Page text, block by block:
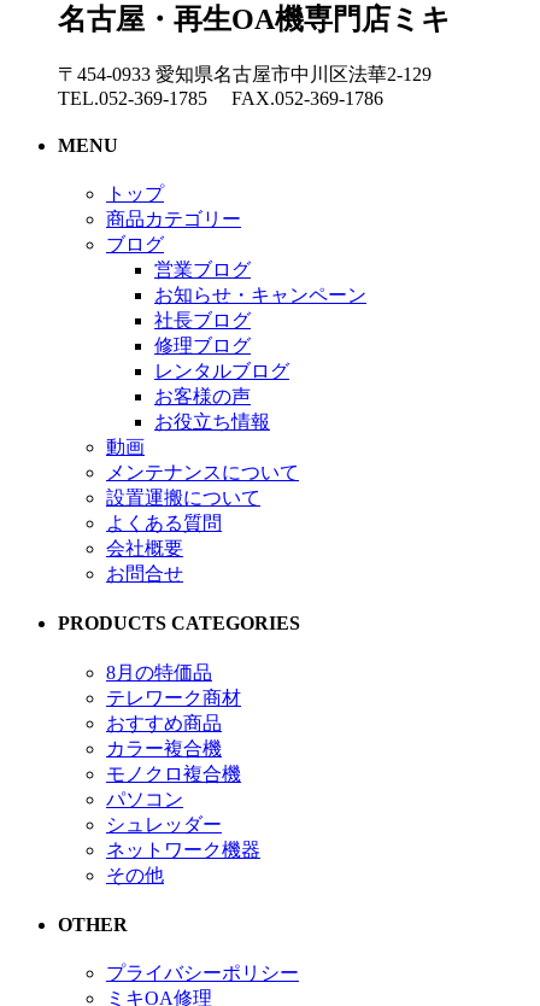
名古屋・再生OA機専門店ミキ
〒454-0933 愛知県名古屋市中川区法華2-129
TEL.052-369-1785 FAX.052-369-1786
MENU
トップ
商品カテゴリー
ブログ
営業ブログ
お知らせ・キャンペーン
社長ブログ
修理ブログ
レンタルブログ
お客様の声
お役立ち情報
動画
メンテナンスについて
設置運搬について
よくある質問
会社概要
お問合せ
PRODUCTS CATEGORIES
8月の特価品
テレワーク商材
おすすめ商品
カラー複合機
モノクロ複合機
パソコン
シュレッダー
ネットワーク機器
その他
OTHER
プライバシーポリシー
ミキOA修理